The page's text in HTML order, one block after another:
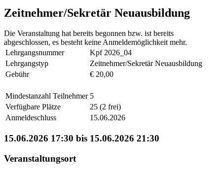
Zeitnehmer/Sekretär Neuausbildung
Die Veranstaltung hat bereits begonnen bzw. ist bereits
abgeschlossen, es besteht keine Anmeldemöglichkeit mehr.
Lehrgangsnummer
Kpf 2026_04
Lehrgangstyp
Zeitnehmer/Sekretär Neuausbildung
Gebühr
€ 20,00
Mindestanzahl Teilnehmer 5
Verfügbare Plätze
25 (2 frei)
Anmeldeschluss
15.06.2026
15.06.2026 17:30 bis 15.06.2026 21:30
Veranstaltungsort